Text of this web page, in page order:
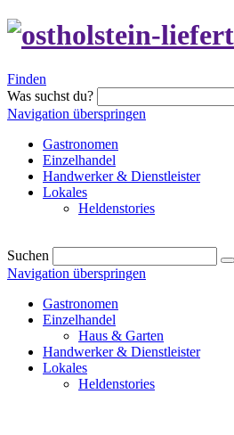
Finden
Was suchst du?
Navigation überspringen
Gastronomen
Einzelhandel
Handwerker & Dienstleister
Lokales
Heldenstories
Suchen
Navigation überspringen
Gastronomen
Einzelhandel
Haus & Garten
Handwerker & Dienstleister
Lokales
Heldenstories